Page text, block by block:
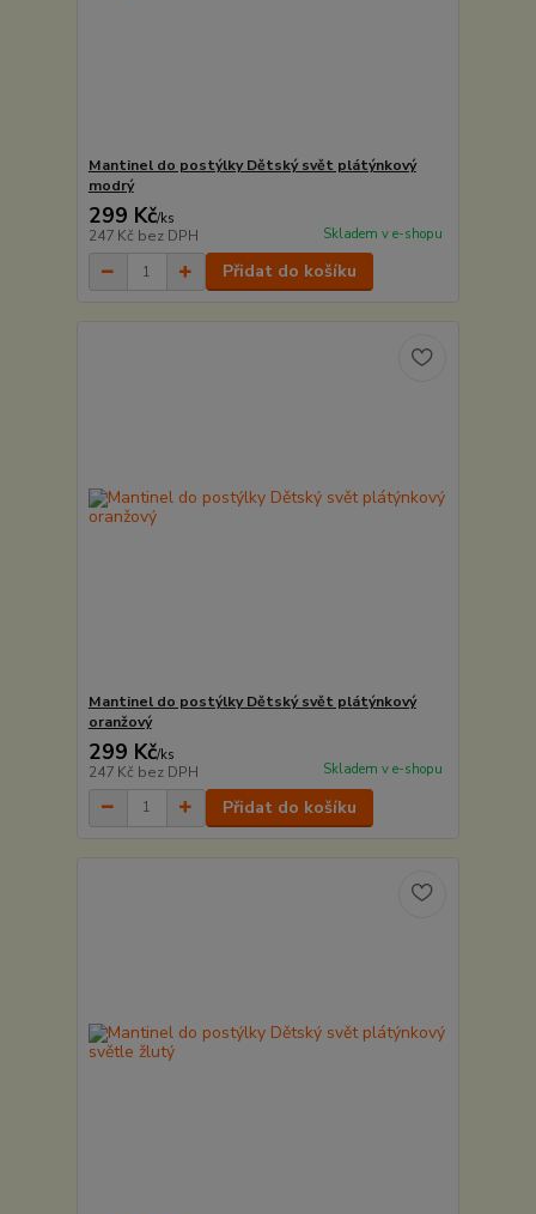
Mantinel do postýlky Dětský svět plátýnkový
modrý
299 Kč/ks
247 Kč bez DPH Skladem v e-shopu
Přidat do košíku
Mantinel do postýlky Dětský svět plátýnkový
oranžový
299 Kč/ks
247 Kč bez DPH Skladem v e-shopu
Přidat do košíku